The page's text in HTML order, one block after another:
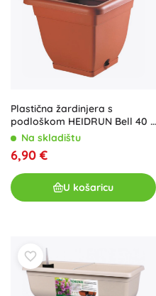
Plastična žardinjera s
podloškom HEIDRUN Bell 40 ×
40 × 34 cm
Na skladištu
6,90 €
U košaricu